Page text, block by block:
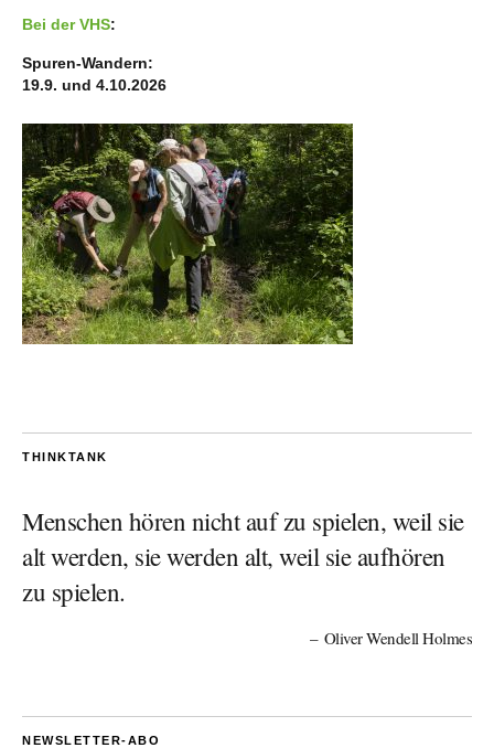
Bei der VHS:
Spuren-Wandern:
19.9. und 4.10.2026
THINKTANK
Menschen hören nicht auf zu spielen, weil sie
alt werden, sie werden alt, weil sie aufhören
zu spielen.
Oliver Wendell Holmes
NEWSLETTER-ABO